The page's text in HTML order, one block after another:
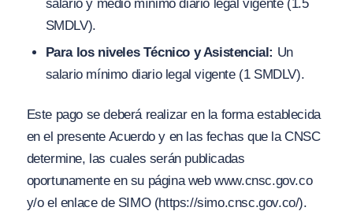
salario y medio mínimo diario legal vigente (1.5
SMDLV).
Para los niveles Técnico y Asistencial: Un
salario mínimo diario legal vigente (1 SMDLV).
Este pago se deberá realizar en la forma establecida
en el presente Acuerdo y en las fechas que la CNSC
determine, las cuales serán publicadas
oportunamente en su página web www.cnsc.gov.co
y/o el enlace de SIMO (https://simo.cnsc.gov.co/).